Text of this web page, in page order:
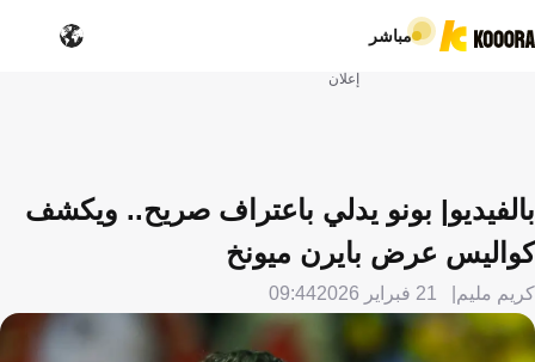
مباشر
إعلان
بالفيديو| بونو يدلي باعتراف صريح.. ويكشف
كواليس عرض بايرن ميونخ
كريم مليم 21 فبراير 2026 09:44